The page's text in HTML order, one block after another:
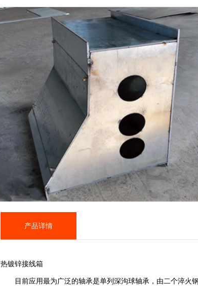
产品详情
热镀锌接线箱
目前应用最为广泛的轴承是单列深沟球轴承，由二个淬火